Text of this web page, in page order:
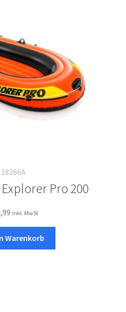
der
Produktseite
gewählt
werden
18266A
Pro 200
inkl. MwSt
Warenkorb